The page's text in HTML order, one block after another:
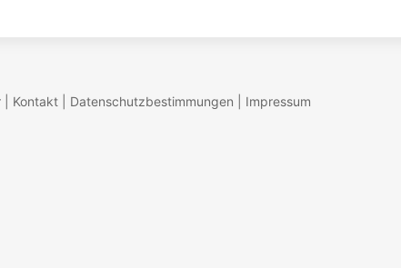
| Kontakt| Datenschutzbestimmungen Impressum